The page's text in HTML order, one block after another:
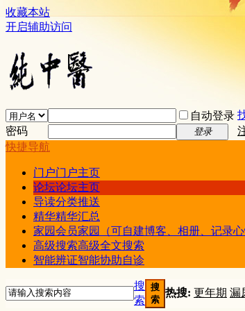
收藏本站
开启辅助访问
自动登录
密码
登录
快捷导航
门户门户主页
论坛论坛主页
导读分类推送
精华精华汇总
家园会员家园（可自建博客、相册、记录心
高级搜索高级全文搜索
智能辨证智能协助自诊
搜
索
搜
索
热搜: 更年期 漏